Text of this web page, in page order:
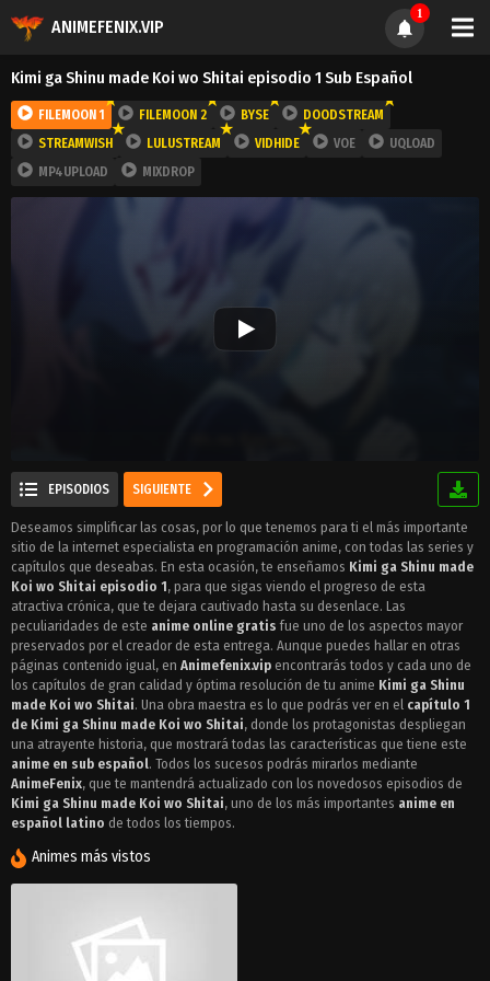
ANIMEFENIX.VIP
1
Kimi ga Shinu made Koi wo Shitai episodio 1 Sub Español
FILEMOON 1 FILEMOON 2 BYSE
DOODSTREAM
STREAMWISH
LULUSTREAM VIDHIDE VOE
UQLOAD
MP4UPLOAD
MIXDROP
EPISODIOS SIGUIENTE
Deseamos simplificar las cosas, por lo que tenemos para ti el más importante
sitio de la internet especialista en programación anime, con todas las series y
capítulos que deseabas. En esta ocasión, te enseñamos Kimi ga Shinu made
Koi wo Shitai episodio 1, para que sigas viendo el progreso de esta
atractiva crónica, que te dejara cautivado hasta su desenlace. Las
peculiaridades de este anime online gratis fue uno de los aspectos mayor
preservados por el creador de esta entrega. Aunque puedes hallar en otras
páginas contenido igual, en Animefenix.vip encontrarás todos y cada uno de
los capítulos de gran calidad y óptima resolución de tu anime Kimi ga Shinu
made Koi wo Shitai. Una obra maestra es lo que podrás ver en el capítulo 1
de Kimi ga Shinu made Koi wo Shitai, donde los protagonistas despliegan
una atrayente historia, que mostrará todas las características que tiene este
anime en sub español. Todos los sucesos podrás mirarlos mediante
AnimeFenix, que te mantendrá actualizado con los novedosos episodios de
Kimi ga Shinu made Koi wo Shitai, uno de los más importantes anime en
español latino de todos los tiempos.
Animes más vistos